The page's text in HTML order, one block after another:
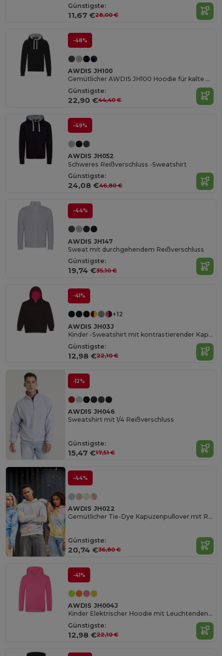
Günstigste:
11,67 €28,00 €
-48%
AWDIS JH100
Gemütlicher AWDIS JH100 Hoodie für kalte Tage
Günstigste:
22,90 €44,40 €
-49%
AWDIS JH052
Schweres Reißverschluss -Sweatshirt
Günstigste:
24,08 €46,80 €
-44%
AWDIS JH147
Sweat mit durchgehendem Reißverschluss
Günstigste:
19,74 €35,10 €
-41%
+12
AWDIS JH03J
Kinder -Sweatshirt mit kontrastierender Kapuze
Günstigste:
12,98 €22,10 €
-12%
AWDIS JH046
Sweatshirt mit 1/4 Reißverschluss
Günstigste:
15,47 €17,51 €
-44%
AWDIS JH022
Gemütlicher Tie-Dye Kapuzenpullover mit Reißverschluss
Günstigste:
20,74 €36,80 €
-41%
AWDIS JH004J
Kinder Elektrischer Hoodie mit Leuchtenden Farben
Günstigste:
12,98 €22,10 €